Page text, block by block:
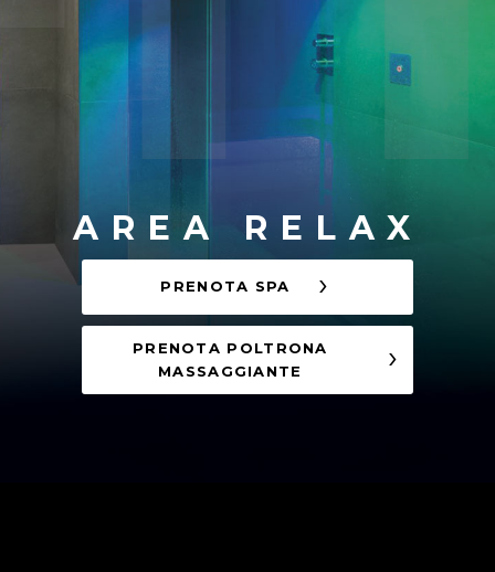
AREA RELAX
PRENOTA SPA
PRENOTA POLTRONA
MASSAGGIANTE